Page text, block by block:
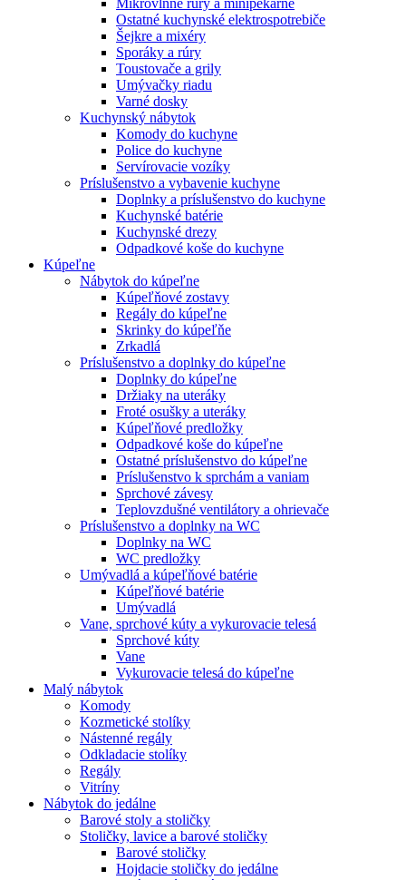
Ostatné kuchynské elektrospotrebiče
Šejkre a mixéry
Sporáky a rúry
Toustovače a grily
Umývačky riadu
Varné dosky
Kuchynský nábytok
Komody do kuchyne
Police do kuchyne
Servírovacie vozíky
Príslušenstvo a vybavenie kuchyne
Doplnky a príslušenstvo do kuchyne
Kuchynské batérie
Kuchynské drezy
Odpadkové koše do kuchyne
Kúpeľne
Nábytok do kúpeľne
Kúpeľňové zostavy
Regály do kúpeľne
Skrinky do kúpeľňe
Zrkadlá
Príslušenstvo a doplnky do kúpeľne
Doplnky do kúpeľne
Držiaky na uteráky
Froté osušky a uteráky
Kúpeľňové predložky
Odpadkové koše do kúpeľne
Ostatné príslušenstvo do kúpeľne
Príslušenstvo k sprchám a vaniam
Sprchové závesy
Teplovzdušné ventilátory a ohrievače
Príslušenstvo a doplnky na WC
Doplnky na WC
WC predložky
Umývadlá a kúpeľňové batérie
Kúpeľňové batérie
Umývadlá
Vane, sprchové kúty a vykurovacie telesá
Sprchové kúty
Vane
Vykurovacie telesá do kúpeľne
Malý nábytok
Komody
Kozmetické stolíky
Nástenné regály
Odkladacie stolíky
Regály
Vitríny
Nábytok do jedálne
Barové stoly a stoličky
Stoličky, lavice a barové stoličky
Barové stoličky
Hojdacie stoličky do jedálne